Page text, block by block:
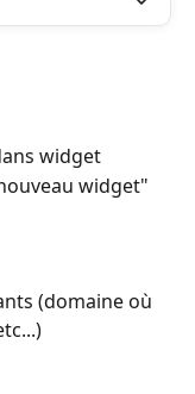
widget
widget"
(domaine où